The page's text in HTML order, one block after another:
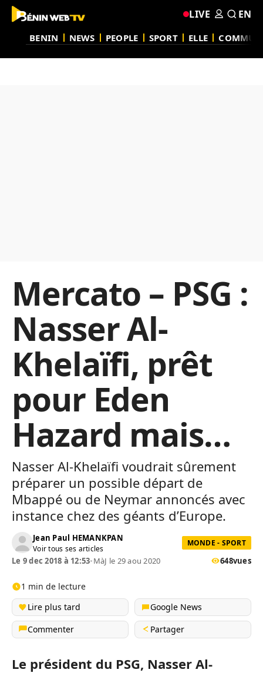
BENIN NEWS PEOPLE SPORT ELLE
LIVE EN
Mercato – PSG :
Nasser Al-
Khelaïfi, prêt
pour Eden
Hazard mais…
Nasser Al-Khelaïfi voudrait sûrement
préparer un possible départ de
Mbappé ou de Neymar annoncés avec
instance chez des géants d’Europe.
Jean Paul HEMANKPAN
Voir tous ses articles
MONDE - SPORT
Le 9 dec 2018 à 12:53•MàJ le 29 aou 2020 648vues
1 min de lecture
Lire plus tard
Google News
Commenter
Partager
Le président du PSG, Nasser Al-